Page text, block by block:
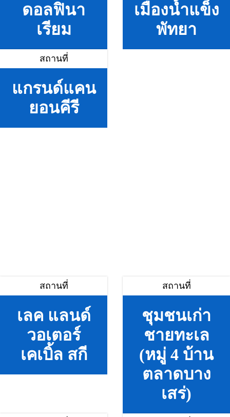
ดอลฟินา
เรียม
เมืองน้ำแข็ง
พัทยา
สถานที่
แกรนด์แคน
ยอนคีรี
สถานที่
เลค แลนด์
วอเตอร์
เคเบิ้ล สกี
สถานที่
ชุมชนเก่า
ชายทะเล
(หมู่ 4 บ้าน
ตลาดบาง
เสร่)